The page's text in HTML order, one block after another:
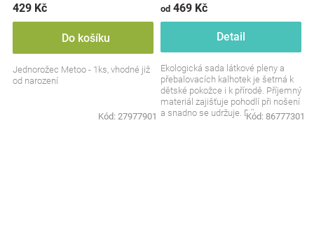
429 Kč
Do košíku
Jednorožec Metoo - 1ks, vhodné již
od narození
Kód: 27977901
od 469 Kč
Detail
Ekologická sada látkové pleny a
přebalovacích kalhotek je šetrná k
dětské pokožce i k přírodě. Příjemný
materiál zajišťuje pohodlí při nošení
a snadno se udržuje. Díky...
Kód: 86777301